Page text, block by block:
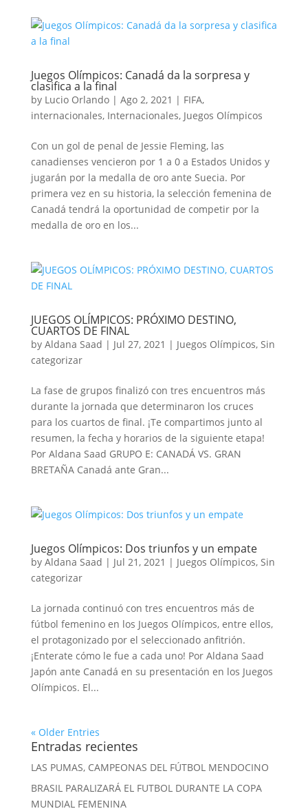
Juegos Olímpicos: Canadá da la sorpresa y
clasifica a la final
by Lucio Orlando| Ago 2, 2021 | FIFA,
internacionales, Internacionales, Juegos Olímpicos
Con un gol de penal de Jessie Fleming, las
canadienses vencieron por 1 a 0 a Estados Unidos y
jugarán por la medalla de oro ante Suecia. Por
primera vez en su historia, la selección femenina de
Canadá tendrá la oportunidad de competir por la
medalla de oro en los...
JUEGOS OLÍMPICOS: PRÓXIMO DESTINO,
CUARTOS DE FINAL
by Aldana Saad | Jul 27, 2021 | Juegos Olímpicos, Sin
categorizar
La fase de grupos finalizó con tres encuentros más
durante la jornada que determinaron los cruces
para los cuartos de final. ¡Te compartimos junto al
resumen, la fecha y horarios de la siguiente etapa!
Por Aldana Saad GRUPO E: CANADÁ VS. GRAN
BRETAÑA Canadá ante Gran...
Juegos Olímpicos: Dos triunfos y un empate
by Aldana Saad | Jul 21, 2021 | Juegos Olímpicos, Sin
categorizar
La jornada continuó con tres encuentros más de
fútbol femenino en los Juegos Olímpicos, entre ellos,
el protagonizado por el seleccionado anfitrión.
¡Enterate cómo le fue a cada uno! Por Aldana Saad
Japón ante Canadá en su presentación en los Juegos
Olímpicos. El...
« Older Entries
Entradas recientes
LAS PUMAS, CAMPEONAS DEL FÚTBOL MENDOCINO
BRASIL PARALIZARÁ EL FUTBOL DURANTE LA COPA
MUNDIAL FEMENINA